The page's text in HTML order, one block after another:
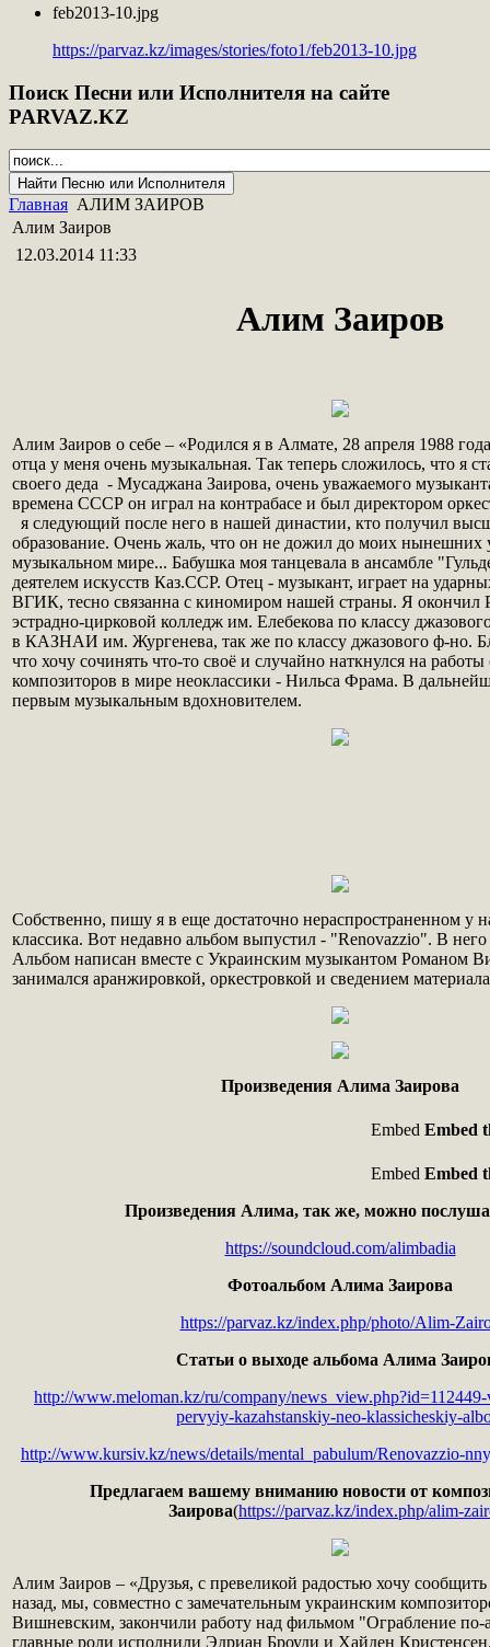
feb2013-10.jpg
https://parvaz.kz/images/stories/foto1/feb2013-10.jpg
Поиск Песни или Исполнителя на сайте
PARVAZ.KZ
Главная АЛИМ ЗАИРОВ
Алим Заиров
12.03.2014 11:33
Алим Заиров
Алим Заиров о себе – «Родился я в Алмате, 28 апреля 1988
отца у меня очень музыкальная. Так теперь сложилось, что я
своего деда - Мусаджана Заирова, очень уважаемого
времена СССР он играл на контрабасе и был директором
я следующий после него в нашей династии, кто получил
образование. Очень жаль, что он не дожил до моих нынешних
музыкальном мире... Бабушка моя танцевала в ансамбле
деятелем искусств Каз.ССР. Отец - музыкант, играет на
ВГИК, тесно связанна с киномиром нашей страны. Я окончил
эстрадно-цирковой колледж им. Елебекова по классу
в КАЗНАИ им. Жургенева, так же по классу джазового ф-но.
что хочу сочинять что-то своё и случайно наткнулся на
композиторов в мире неоклассики - Нильса Фрама. В
первым музыкальным вдохновителем.
Собственно, пишу я в еще достаточно нераспространенном у
классика. Вот недавно альбом выпустил - "Renovazzio". В
Альбом написан вместе с Украинским музыкантом Романом
занимался аранжировкой, оркестровкой и сведением
Произведения Алима Заирова
Embed Embed
Embed Embed
Произведения Алима, так же, можно
https://soundcloud.com/alimbadia
Фотоальбом Алима Заирова
https://parvaz.kz/index.php/photo/Alim-
Статьи о выходе альбома Алима
http://www.meloman.kz/ru/company/
pervyiy-kazahstanskiy-neo-klassicheskiy-
http://www.kursiv.kz/news/details/mental_pabulum/Renovazzio-
Предлагаем вашему вниманию новости от
Заирова(https://parvaz.kz/index.php/alim-
Алим Заиров – «Друзья, с превеликой радостью хочу
назад, мы, совместно с замечательным украинским
Вишневским, закончили работу над фильмом "Ограбление по-
главные роли исполнили Эдриан Броуди и Хайден